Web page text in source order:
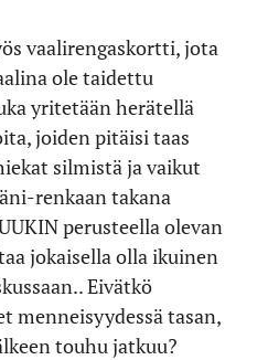
vaalirengaskortti, jota
ole taidettu
yritetään herätellä
joiden pitäisi taas
silmistä ja vaikut
renkaan takana
perusteella olevan
jokaisella olla ikuinen
Eivätkö
menneisyydessä tasan,
touhu jatkuu?